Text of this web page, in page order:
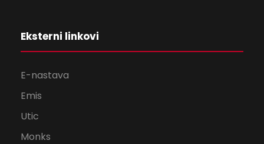
Eksterni linkovi
E-nastava
Emis
Utic
Monks